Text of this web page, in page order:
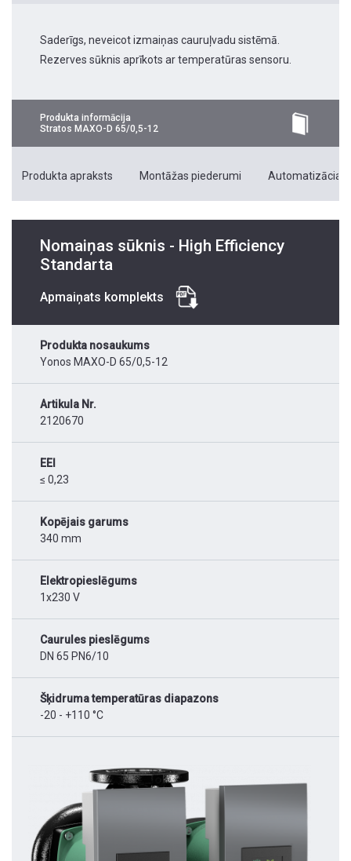
Saderīgs, neveicot izmaiņas cauruļvadu sistēmā.
Rezerves sūknis aprīkots ar temperatūras sensoru.
Produkta informācija
Stratos MAXO-D 65/0,5-12
Produkta apraksts Montāžas piederumi Automatizācias
Nomaiņas sūknis - High Efficiency
Standarta
Apmaiņats komplekts
Produkta nosaukums
Yonos MAXO-D 65/0,5-12
Artikula Nr.
2120670
EEI
≤ 0,23
Kopējais garums
340 mm
Elektropieslēgums
1x230 V
Caurules pieslēgums
DN 65 PN6/10
Šķidruma temperatūras diapazons
-20 - +110 °C